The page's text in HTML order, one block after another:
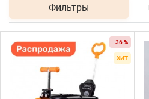
Фильтры
- 36 %
ХИТ